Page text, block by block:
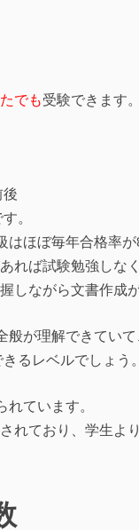
でも受験できます。
。
ほぼ毎年合格率が
れば試験勉強しな
ながら文書作成
が理解できてい
るレベルでしょう。
ています。
れており、学生よ